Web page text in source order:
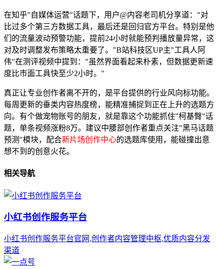
在知乎"自媒体运营"话题下，用户@内容老司机分享道："对
比过多个第三方数据工具，最后还是回归官方平台。特别是他
们的流量波动预警功能，提前24小时就能预判播放量异常，这
对及时调整发布策略太重要了。"B站科技区UP主"工具人阿
伟"在测评视频中提到："虽然界面看起来朴素，但数据更新速
度比市面工具快至少2小时。"
真正让专业创作者离不开的，是平台提供的行业风向标功能。
每周更新的垂类内容热度榜，能精准捕捉到正在上升的选题方
向。有个做宠物账号的朋友，就是靠这个功能抓住"柯基臀"话
题，单条视频涨粉8万。建议中腰部创作者重点关注"黑马话题
预测"模块，配合新片场创作中心的选题库使用，能碰撞出意
想不到的创意火花。
相关导航
小红书创作服务平台
小红书创作服务平台官网,创作者内容管理中枢,优质内容分发
渠道